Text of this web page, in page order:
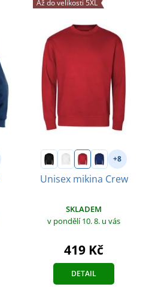
Až do velikosti 5XL
+8
Unisex mikina Crew
SKLADEM
v pondělí 10. 8. u vás
419 Kč
DETAIL